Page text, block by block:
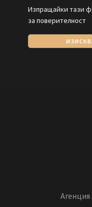
Изпращайки тази
за поверителност